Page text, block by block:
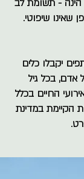
הינה - תשומת לב
שאינו שיפוטי.
יקבלו כלים
אדם, בכל גיל
החיים בכלל
הקיימת במדינת